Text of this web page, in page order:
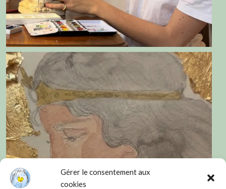
Gérer le consentement aux
cookies